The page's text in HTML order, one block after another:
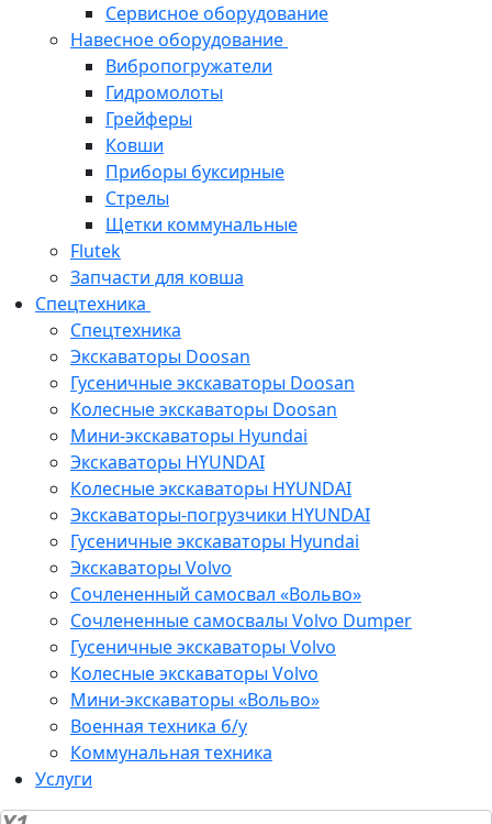
Сервисное оборудование
Навесное оборудование
Вибропогружатели
Гидромолоты
Грейферы
Ковши
Приборы буксирные
Стрелы
Щетки коммунальные
Flutek
Запчасти для ковша
Спецтехника
Спецтехника
Экскаваторы Doosan
Гусеничные экскаваторы Doosan
Колесные экскаваторы Doosan
Мини-экскаваторы Hyundai
Экскаваторы HYUNDAI
Колесные экскаваторы HYUNDAI
Экскаваторы-погрузчики HYUNDAI
Гусеничные экскаваторы Hyundai
Экскаваторы Volvo
Сочлененный самосвал «Вольво»
Сочлененные самосвалы Volvo Dumper
Гусеничные экскаваторы Volvo
Колесные экскаваторы Volvo
Мини-экскаваторы «Вольво»
Военная техника б/у
Коммунальная техника
Услуги